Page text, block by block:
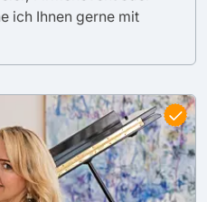
ich Ihnen gerne mit